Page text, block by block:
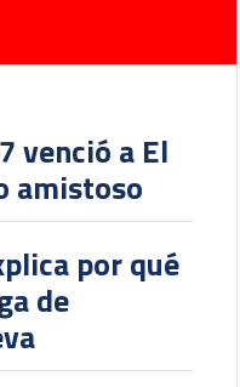
venció a El
amistoso
por qué
de